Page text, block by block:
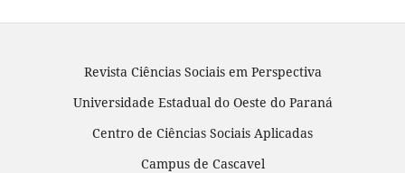
Revista Ciências Sociais em Perspectiva
Universidade Estadual do Oeste do Paraná
Centro de Ciências Sociais Aplicadas
Campus de Cascavel